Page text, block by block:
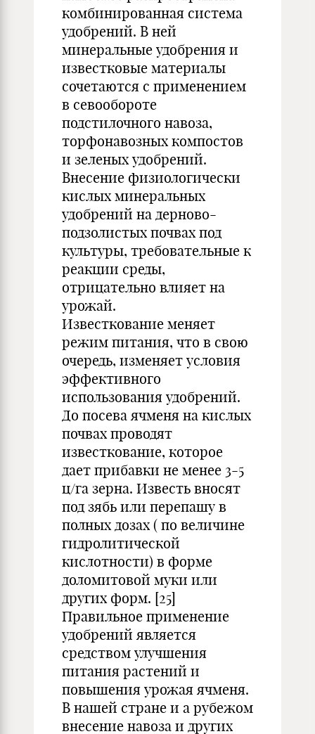
комбинированная система
удобрений. В ней
минеральные удобрения и
известковые материалы
сочетаются с применением
в севообороте
подстилочного навоза,
торфонавозных компостов
и зеленых удобрений.
Внесение физиологически
кислых минеральных
удобрений на дерново-
подзолистых почвах под
культуры, требовательные к
реакции среды,
отрицательно влияет на
урожай.
Известкование меняет
режим питания, что в свою
очередь, изменяет условия
эффективного
использования удобрений.
До посева ячменя на кислых
почвах проводят
известкование, которое
дает прибавки не менее 3-5
ц/га зерна. Известь вносят
под зябь или перепашу в
полных дозах ( по величине
гидролитической
кислотности) в форме
доломитовой муки или
других форм. [25]
Правильное применение
удобрений является
средством улучшения
питания растений и
повышения урожая ячменя.
В нашей стране и а рубежом
внесение навоза и других